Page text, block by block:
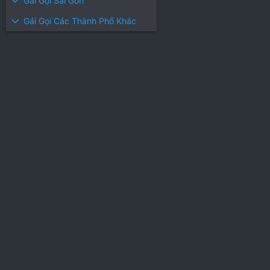
Gái Gọi Các Thành Phố Khác